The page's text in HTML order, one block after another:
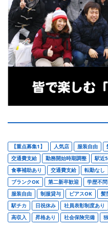
【重点募集1】 人気店 服装自由
交通費支給
勤務開始時期調整 駅近
食事補助あり
交通費支給 転勤なし
ブランクOK
第二新卒歓迎 学歴不問
服装自由
制服貸与 ピアスOK 髪
駅チカ
日祝休み 社員表彰制度あり
高収入
昇格あり 社会保険完備